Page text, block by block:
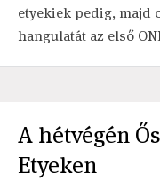
etyekiek pedig, majd
hangulatát az első
A hétvégén
Etyeken